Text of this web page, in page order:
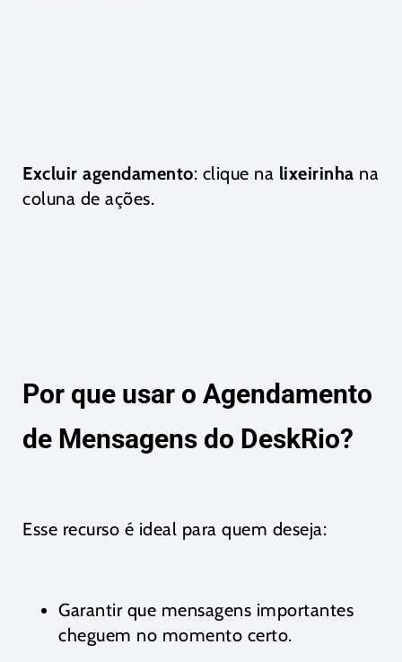
Excluir agendamento: clique na lixeirinha na
coluna de ações.
Por que usar o Agendamento
de Mensagens do DeskRio?
Esse recurso é ideal para quem deseja:
Garantir que mensagens importantes
cheguem no momento certo.